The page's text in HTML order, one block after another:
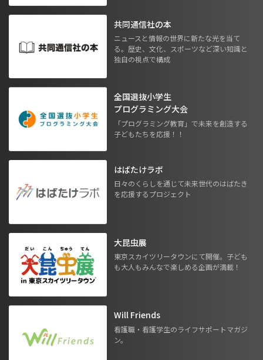
共同通信社の本
ニュースと情報の世界に新たな光を当て
る。歴史、文化、スポーツなど深い知識と
独自の視点で構成
全国選抜小学生
プログラミング大会
「プログラミング教育」で未来を創造する
子どもたちを応援！！
はばたけラボ
日々のくらしを通じて未来世代のはばたき
を応援するプロジェクト
大昆虫展
東京スカイツリータウンにて開催。子ども
も大人もみんなで楽しめる企画が満載！
Will Friends
看護職・看護学生のライフサポートマガジ
ン。